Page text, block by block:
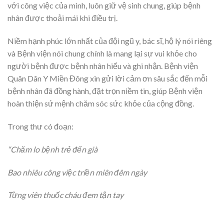
với công việc của mình, luôn giữ vệ sinh chung, giúp bệnh
nhân được thoải mái khi điều trị.
Niềm hạnh phúc lớn nhất của đội ngũ y, bác sĩ, hộ lý nói riêng
và Bệnh viện nói chung chính là mang lại sự vui khỏe cho
người bệnh được bệnh nhân hiểu và ghi nhận. Bệnh viện
Quân Dân Y Miền Đông xin gửi lời cảm ơn sâu sắc đến mỗi
bệnh nhân đã đồng hành, đặt trọn niềm tin, giúp Bệnh viện
hoàn thiện sứ mệnh chăm sóc sức khỏe của cộng đồng.
Trong thư có đoạn:
“Chăm lo bệnh trẻ đến già
Bao nhiêu công việc triền miên đêm ngày
Từng viên thuốc cháu đem tận tay